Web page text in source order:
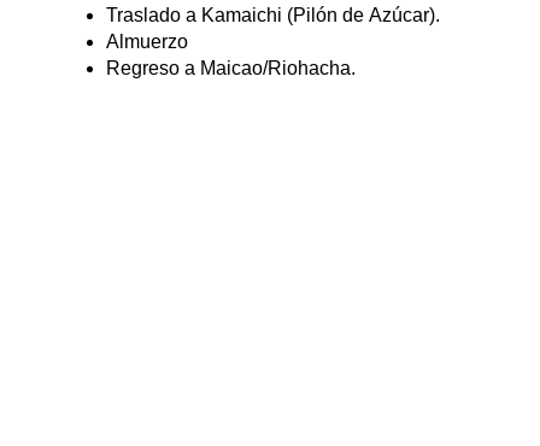
Traslado a Kamaichi (Pilón de Azúcar).
Almuerzo
Regreso a Maicao/Riohacha.